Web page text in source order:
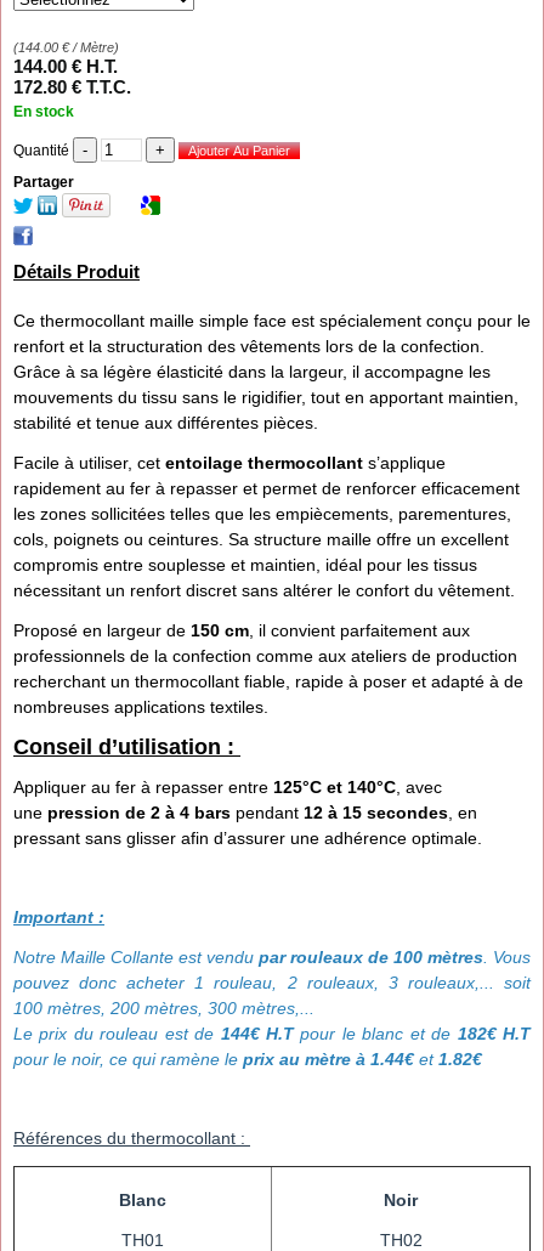
(144.00 €/ Mètre)
144.00 € H.T.
172.80 € T.T.C.
En stock
Quantité
Partager
Détails Produit
Ce thermocollant maille simple face est spécialement conçu pour le
renfort et la structuration des vêtements lors de la confection.
Grâce à sa légère élasticité dans la largeur, il accompagne les
mouvements du tissu sans le rigidifier, tout en apportant maintien,
stabilité et tenue aux différentes pièces.
Facile à utiliser, cet entoilage thermocollant s’applique
rapidement au fer à repasser et permet de renforcer efficacement
les zones sollicitées telles que les empiècements, parementures,
cols, poignets ou ceintures. Sa structure maille offre un excellent
compromis entre souplesse et maintien, idéal pour les tissus
nécessitant un renfort discret sans altérer le confort du vêtement.
Proposé en largeur de 150 cm , il convient parfaitement aux
professionnels de la confection comme aux ateliers de production
recherchant un thermocollant fiable, rapide à poser et adapté à de
nombreuses applications textiles.
Conseil d’utilisation :
Appliquer au fer à repasser entre 125°C et 140°C , avec
une pression de 2 à 4 bars pendant 12 à 15 secondes , en
pressant sans glisser afin d’assurer une adhérence optimale.
Important :
Notre Maille Collante est vendu par rouleaux de 100 mètres . Vous
pouvez donc acheter 1 rouleau, 2 rouleaux, 3 rouleaux,... soit
100 mètres, 200 mètres, 300 mètres,...
Le prix du rouleau est de 144€ H.Tpour le blanc et de 182€ H.T
pour le noir, ce qui ramène le prix au mètre à 1.44€et1.82€
Références du thermocollant :
Blanc
TH01
Noir
TH02